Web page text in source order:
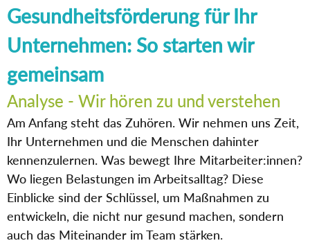
Gesundheitsförderung für Ihr
Unternehmen: So starten wir
gemeinsam
Analyse - Wir hören zu und verstehen
Am Anfang steht das Zuhören. Wir nehmen uns Zeit,
Ihr Unternehmen und die Menschen dahinter
kennenzulernen. Was bewegt Ihre Mitarbeiter:innen?
Wo liegen Belastungen im Arbeitsalltag? Diese
Einblicke sind der Schlüssel, um Maßnahmen zu
entwickeln, die nicht nur gesund machen, sondern
auch das Miteinander im Team stärken.